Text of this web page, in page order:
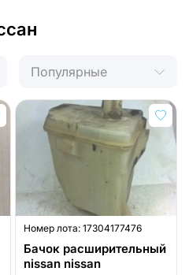
Популярные
Номер лота: 17304177476
Бачок расширительный
nissan nissan